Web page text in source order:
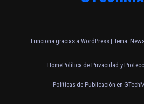
Funciona gracias a WordPress | Tema:
HomePolítica de Privacidad y
Políticas de Publicación en